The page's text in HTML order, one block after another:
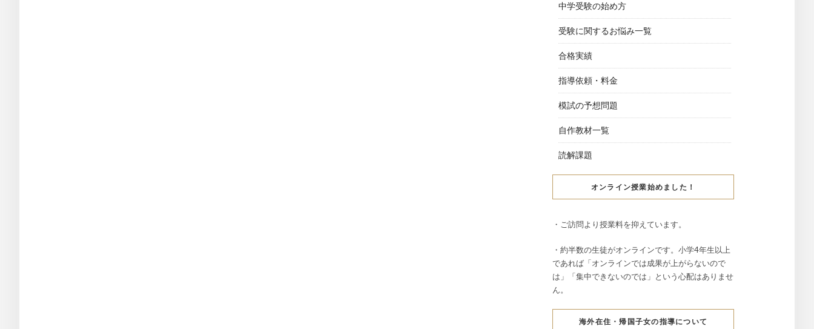
中学受験の始め方
受験に関するお悩み一覧
合格実績
指導依頼・料金
模試の予想問題
自作教材一覧
読解課題
オンライン授業始めました！
・ご訪問より授業料を抑えています。
・約半数の生徒がオンラインです。小学4年生以上
であれば「オンラインでは成果が上がらないので
は」「集中できないのでは」という心配はありませ
ん。
海外在住・帰国子女の指導について